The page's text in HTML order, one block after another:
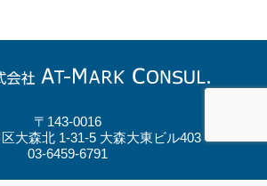
〒143-0016
大森北 1-31-5 大森大東ビル403
03-6459-6791